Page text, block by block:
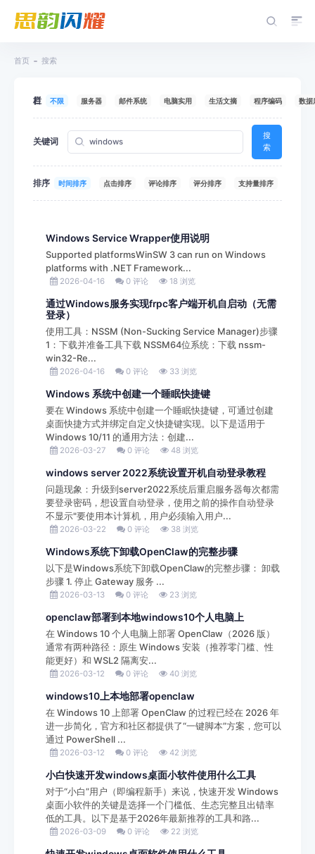
首页 搜索
栏目 不限 服务器 邮件系统 电脑实用 生活文摘 程序编码 数据
关键词
搜
索
排序 时间排序 点击排序 评论排序 评分排序 支持量排序
Windows Service Wrapper使用说明
Supported platformsWinSW 3 can run on Windows
platforms with .NET Framework...
2026-04-16 0 评论 18 浏览
通过Windows服务实现frpc客户端开机自启动（无需
登录）
使用工具：NSSM (Non-Sucking Service Manager)步骤
1：下载并准备工具下载 NSSM64位系统：下载 nssm-
win32-Re...
2026-04-16 0 评论 33 浏览
Windows 系统中创建一个‌睡眠快捷键‌
要在 Windows 系统中创建一个‌睡眠快捷键‌，可通过创建
桌面快捷方式并绑定自定义快捷键实现。以下是适用于
‌Windows 10/11‌ 的通用方法：创建...
2026-03-27 0 评论 48 浏览
windows server 2022系统设置开机自动登录教程
问题现象：升级到server2022系统后重启服务器每次都需
要登录密码，想设置自动登录，使用之前的操作自动登录
不显示"要使用本计算机，用户必须输入用户...
2026-03-22 0 评论 38 浏览
Windows系统下卸载OpenClaw的完整步骤
以下是Windows系统下卸载OpenClaw的完整步骤： 卸载
步骤 1. 停止 Gateway 服务 ...
2026-03-13 0 评论 23 浏览
openclaw部署到本地windows10个人电脑上
在 Windows 10 个人电脑上部署 OpenClaw（2026 版）
通常有两种路径：原生 Windows 安装（推荐零门槛、性
能更好）和 WSL2 隔离安...
2026-03-12 0 评论 40 浏览
windows10上本地部署openclaw
在 Windows 10 上部署 OpenClaw 的过程已经在 2026 年
进一步简化，官方和社区都提供了“一键脚本”方案，您可以
通过 PowerShell ...
2026-03-12 0 评论 42 浏览
小白快速开发windows桌面小软件使用什么工具
对于“小白”用户（即编程新手）来说，快速开发 Windows
桌面小软件的关键是选择一个门槛低、生态完整且出错率
低的工具。以下是基于2026年最新推荐的工具和路...
2026-03-09 0 评论 22 浏览